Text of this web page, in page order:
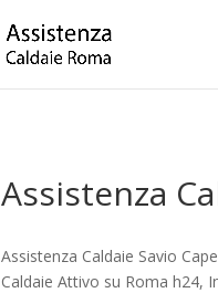
Assistenza
Assistenza Caldaie Savio
Caldaie Attivo su Roma h24,